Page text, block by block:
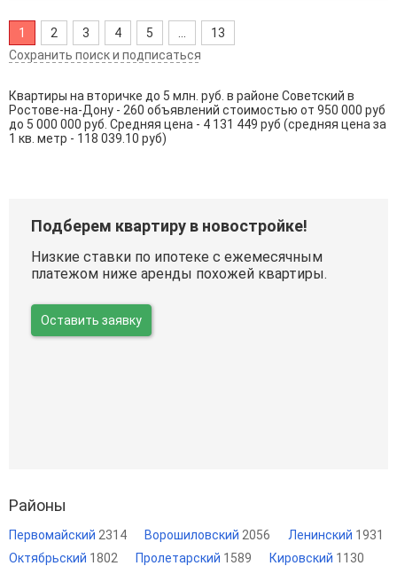
1 2 3 4 5
13
Сохранить поиск и подписаться
Квартиры на вторичке до 5 млн. руб. в районе Советский в
Ростове-на-Дону - 260 объявлений стоимостью от 950 000 руб
до 5 000 000 руб. Средняя цена - 4 131 449 руб (средняя цена за
1 кв. метр - 118 039.10 руб)
Подберем квартиру в новостройке!
Низкие ставки по ипотеке с ежемесячным
платежом ниже аренды похожей квартиры.
Оставить заявку
Районы
Первомайский 2314 Ворошиловский 2056 Ленинский 1931
Октябрьский 1802 Пролетарский 1589 Кировский 1130